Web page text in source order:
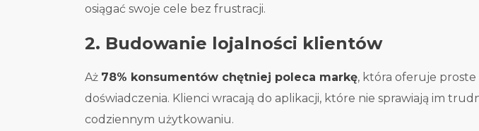
osiągać swoje cele bez frustracji.
2. Budowanie lojalności klientów
Aż 78% konsumentów chętniej poleca markę, która oferuje proste
doświadczenia. Klienci wracają do aplikacji, które nie sprawiają im
codziennym użytkowaniu.